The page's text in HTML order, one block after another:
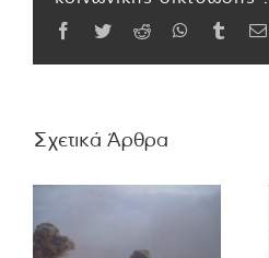
Facebook
TwitterReddit WhatsApp
Tumblr
Σχετικά Άρθρα